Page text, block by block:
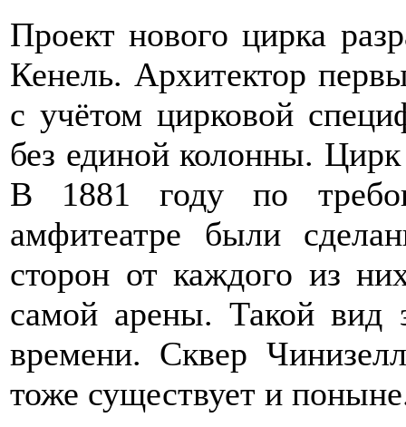
Проект нового цирка
Кенель. Архитектор
с учётом цирковой
без единой колонны.
В 1881 году по
амфитеатре были
сторон от каждого из
самой арены. Такой вид
времени. Сквер
тоже существует и